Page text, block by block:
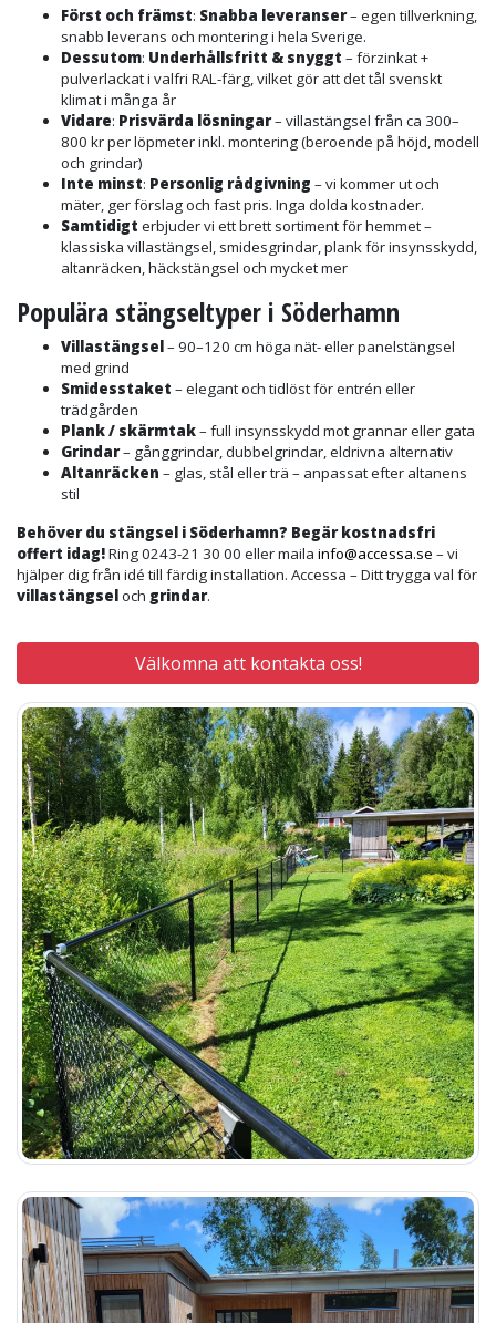
Först och främst: Snabba leveranser– egen tillverkning,
snabb leverans och montering i hela Sverige.
Dessutom: Underhållsfritt & snyggt – förzinkat +
pulverlackat i valfri RAL-färg, vilket gör att det tål svenskt
klimat i många år
Vidare: Prisvärda lösningar– villastängsel från ca 300–
800 kr per löpmeter inkl. montering (beroende på höjd, modell
och grindar)
Inte minst: Personlig rådgivning – vi kommer ut och
mäter, ger förslag och fast pris. Inga dolda kostnader.
Samtidigt erbjuder vi ett brett sortiment för hemmet –
klassiska villastängsel, smidesgrindar, plank för insynsskydd,
altanräcken, häckstängsel och mycket mer
Populära stängseltyper i Söderhamn
Villastängsel– 90–120 cm höga nät- eller panelstängsel
med grind
Smidesstaket – elegant och tidlöst för entrén eller
trädgården
Plank / skärmtak– full insynsskydd mot grannar eller gata
Grindar– gånggrindar, dubbelgrindar, eldrivna alternativ
Altanräcken – glas, stål eller trä – anpassat efter altanens
stil
Behöver du stängsel i Söderhamn? Begär kostnadsfri
offert idag!Ring 0243-21 30 00 eller maila info@accessa.se – vi
hjälper dig från idé till färdig installation. Accessa – Ditt trygga val för
villastängseloch grindar.
Välkomna att kontakta oss!